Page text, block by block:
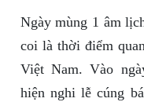
Ngày mùng 1 âm
coi là thời điểm
Việt Nam. Vào
hiện nghi lễ cúng